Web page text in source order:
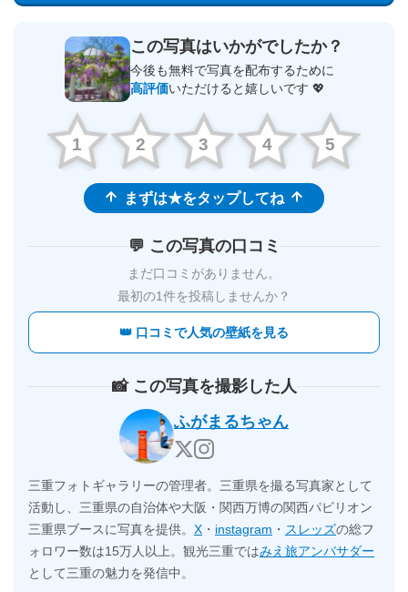
この写真はいかがでしたか？
今後も無料で写真を配布するために
高評価いただけると嬉しいです 💖
1 2 3 4 5
まずは★をタップしてね
💬 この写真の口コミ
まだ口コミがありません。
最初の1件を投稿しませんか？
👑 口コミで人気の壁紙を見る
📸 この写真を撮影した人
ふがまるちゃん
三重フォトギャラリーの管理者。三重県を撮る写真家として
活動し、三重県の自治体や大阪・関西万博の関西パビリオン
三重県ブースに写真を提供。 X ・ instagram ・ スレッズの総フ
ォロワー数は15万人以上。観光三重ではみえ旅アンバサダー
として三重の魅力を発信中。